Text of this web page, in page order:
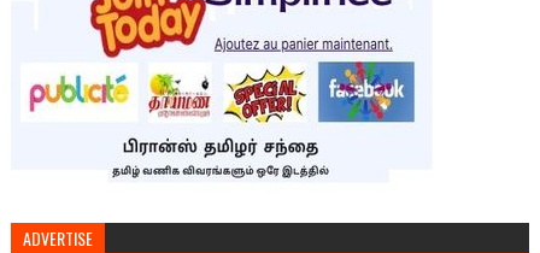
ADVERTISE